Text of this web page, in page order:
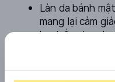
Làn da bánh
mang lại cảm
be, trắng kem
này sẽ tạo
gương mặt
sống hơn.